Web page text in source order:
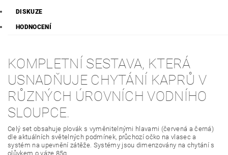
DISKUZE
HODNOCENÍ
KOMPLETNÍ SESTAVA, KTERÁ
USNADŇUJE CHYTÁNÍ KAPRŮ V
RŮZNÝCH ÚROVNÍCH VODNÍHO
SLOUPCE.
Celý set obsahuje plovák s vyměnitelnými hlavami (červená a černá)
dle aktuálních světelných podmínek, průchozí očko na vlasec a
systém na upevnění zátěže. Systémy jsou dimenzovány na chytání s
olůvkem o váze 85g.